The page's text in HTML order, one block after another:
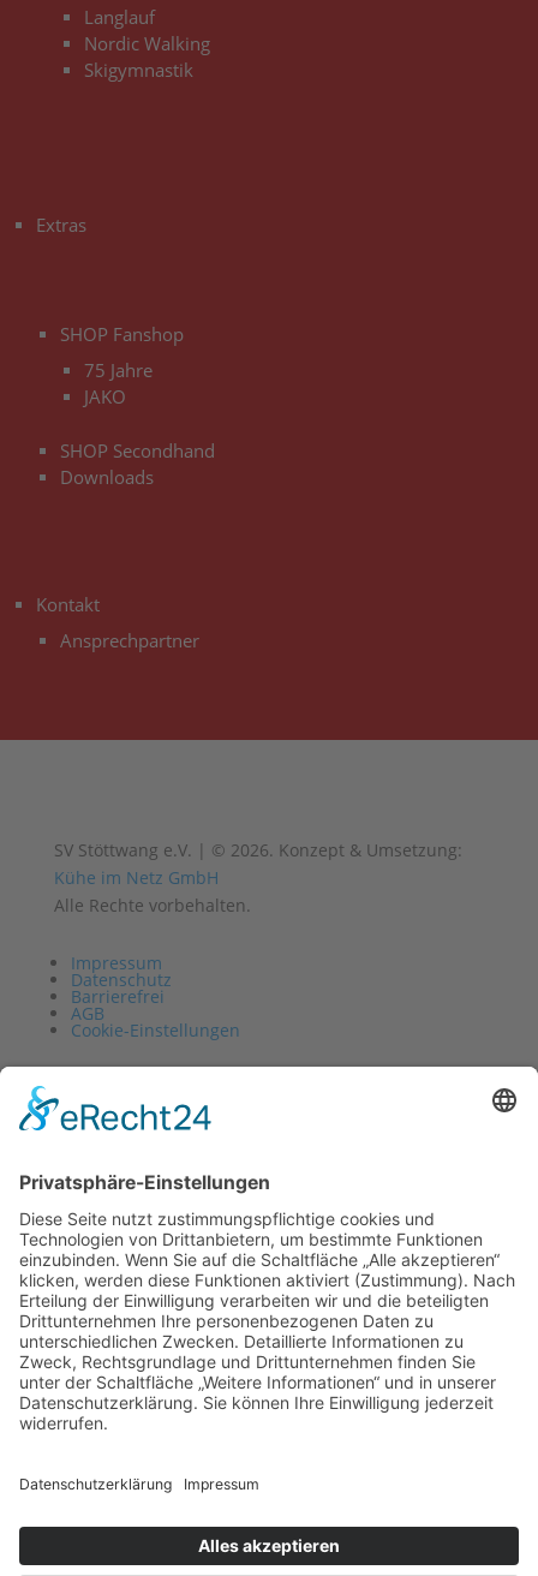
Langlauf
Nordic Walking
Skigymnastik
Extras
SHOP Fanshop
75 Jahre
JAKO
SHOP Secondhand
Downloads
Kontakt
Ansprechpartner
SV Stöttwang e.V. | © 2026. Konzept & Umsetzung:
Kühe im Netz GmbH
Alle Rechte vorbehalten.
Impressum
Datenschutz
Barrierefrei
AGB
Cookie-Einstellungen
Vertrag widerrufen
Impressum
Datenschutz
Barrierefrei
AGB
Cookie-Einstellungen
0